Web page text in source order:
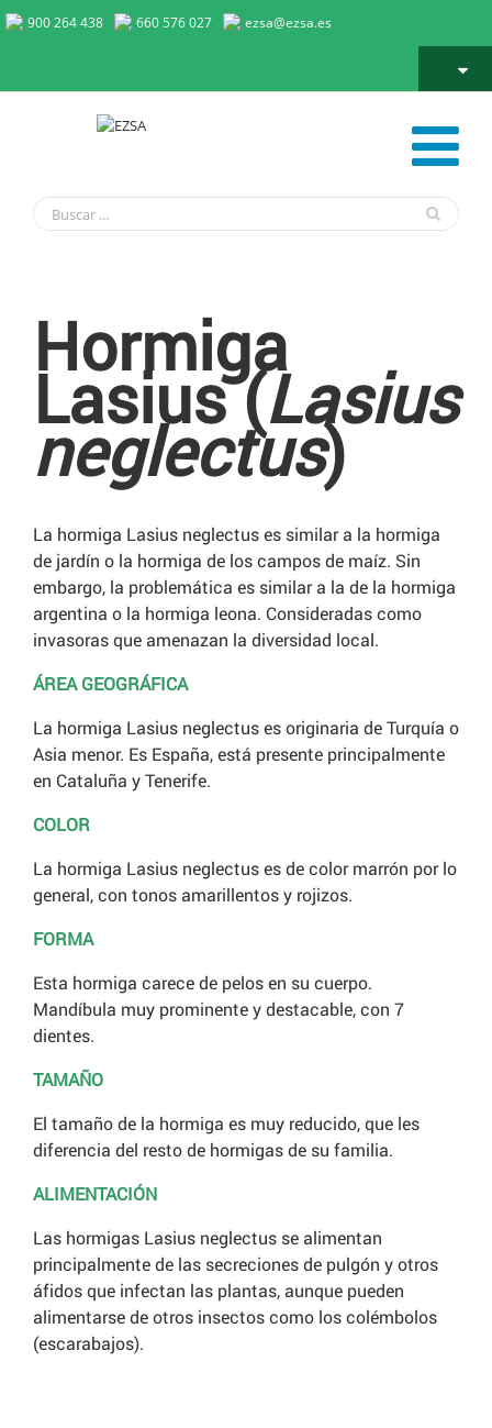
900 264 438 660 576 027 ezsa@ezsa.es
Hormiga
Lasius (Lasius
neglectus)
La hormiga Lasius neglectus es similar a la hormiga
de jardín o la hormiga de los campos de maíz. Sin
embargo, la problemática es similar a la de la hormiga
argentina o la hormiga leona. Consideradas como
invasoras que amenazan la diversidad local.
ÁREA GEOGRÁFICA
La hormiga Lasius neglectus es originaria de Turquía o
Asia menor. Es España, está presente principalmente
en Cataluña y Tenerife.
COLOR
La hormiga Lasius neglectus es de color marrón por lo
general, con tonos amarillentos y rojizos.
FORMA
Esta hormiga carece de pelos en su cuerpo.
Mandíbula muy prominente y destacable, con 7
dientes.
TAMAÑO
El tamaño de la hormiga es muy reducido, que les
diferencia del resto de hormigas de su familia.
ALIMENTACIÓN
Las hormigas Lasius neglectus se alimentan
principalmente de las secreciones de pulgón y otros
áfidos que infectan las plantas, aunque pueden
alimentarse de otros insectos como los colémbolos
(escarabajos).